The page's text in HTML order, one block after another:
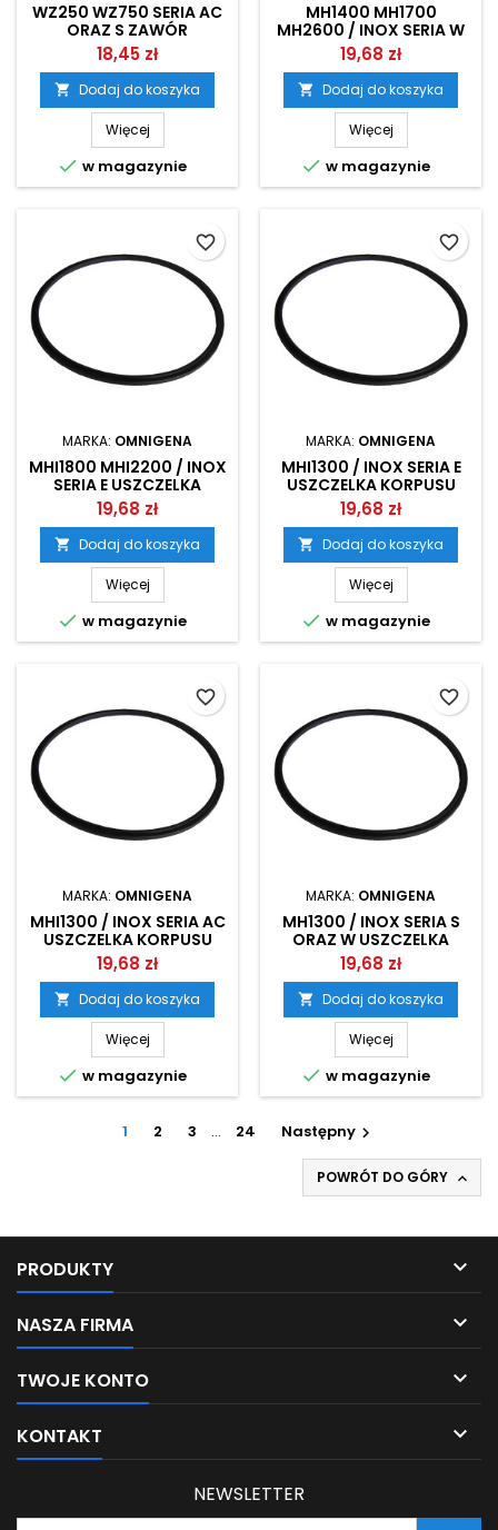
WZ250 WZ750 SERIA AC
ORAZ S ZAWÓR
ZWROTNY OMNIGENA
18,45 zł
 Dodaj do koszyka
Więcej
 w magazynie
MH1400 MH1700
MH2600 / INOX SERIA W
USZCZELKA KORPUSU
POMPY OMNIGENA
19,68 zł
 Dodaj do koszyka
Więcej
 w magazynie
MARKA: OMNIGENA
MHI1800 MHI2200 / INOX
SERIA E USZCZELKA
KORPUSU POMPY
OMNIGENA
19,68 zł
 Dodaj do koszyka
Więcej
 w magazynie
favorite_border
MARKA: OMNIGENA
MHI1300 / INOX SERIA E
USZCZELKA KORPUSU
POMPY OMNIGENA
19,68 zł
 Dodaj do koszyka
Więcej
 w magazynie
favorite_border
MARKA: OMNIGENA
MHI1300 / INOX SERIA AC
USZCZELKA KORPUSU
POMPY OMNIGENA
19,68 zł
 Dodaj do koszyka
Więcej
 w magazynie
favorite_border
MARKA: OMNIGENA
MH1300 / INOX SERIA S
ORAZ W USZCZELKA
KORPUSU POMPY
OMNIGENA
19,68 zł
 Dodaj do koszyka
Więcej
 w magazynie
favorite_border
1 2 3 … 24 Następny 
POWRÓT DO GÓRY 
PRODUKTY 
NASZA FIRMA 
TWOJE KONTO 
KONTAKT 
NEWSLETTER